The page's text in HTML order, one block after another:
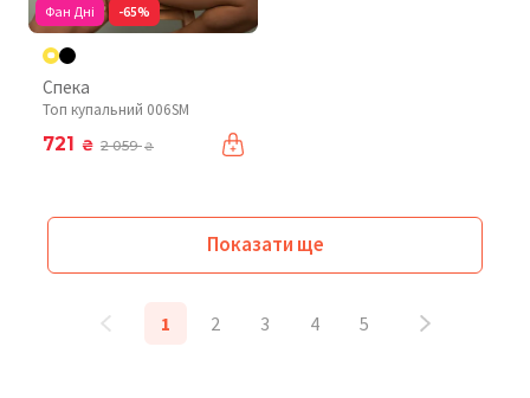
Фан Дні -65%
Спека
Топ купальний 006SM
721 ₴ 2 059₴
Показати ще
1 2 3 4 5